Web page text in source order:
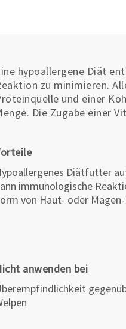
hypoallergene Diät
zu minimieren.
und einer
Die Zugabe einer
Diätfutter
immunologische
von Haut- oder
anwenden bei